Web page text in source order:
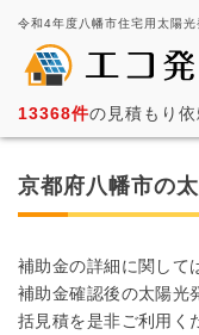
13368件の見積もり依
京都府八幡市の
補助金の詳細に関して
補助金確認後の太陽光
括見積を是非ご利用く